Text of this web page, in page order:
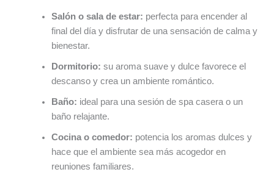
Salón o sala de estar: perfecta para encender al
final del día y disfrutar de una sensación de calma y
bienestar.
Dormitorio: su aroma suave y dulce favorece el
descanso y crea un ambiente romántico.
Baño: ideal para una sesión de spa casera o un
baño relajante.
Cocina o comedor: potencia los aromas dulces y
hace que el ambiente sea más acogedor en
reuniones familiares.